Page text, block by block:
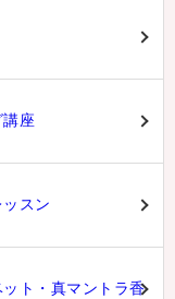
座
スン
ト・真マントラ香